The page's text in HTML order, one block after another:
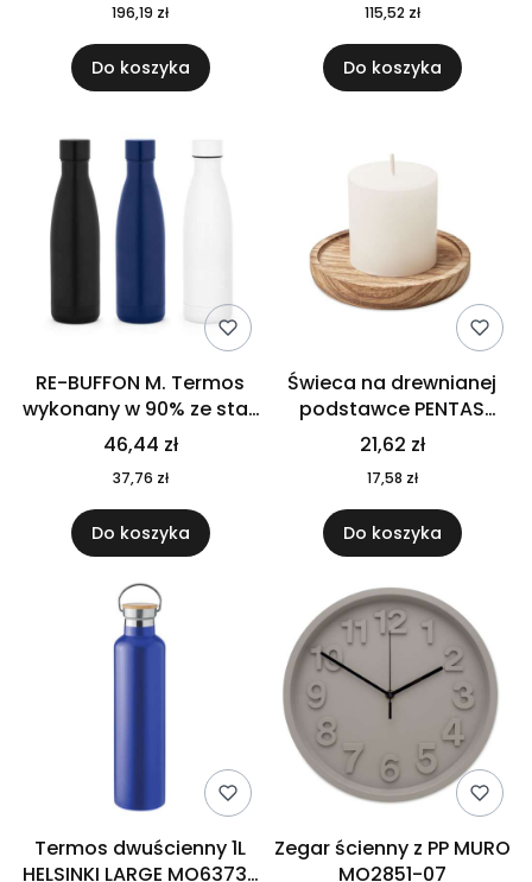
196,19 zł
Do koszyka
115,52 zł
Do koszyka
RE-BUFFON M. Termos
wykonany w 90% ze stali
nierdzewnej
pochodzącej z
recyklingu 520 ml 94294
46,44 zł
37,76 zł
Do koszyka
Świeca na drewnianej
podstawce PENTAS
MO6282-40
21,62 zł
17,58 zł
Do koszyka
Termos dwuścienny 1L
HELSINKI LARGE MO6373-
Zegar ścienny z PP MURO
MO2851-07